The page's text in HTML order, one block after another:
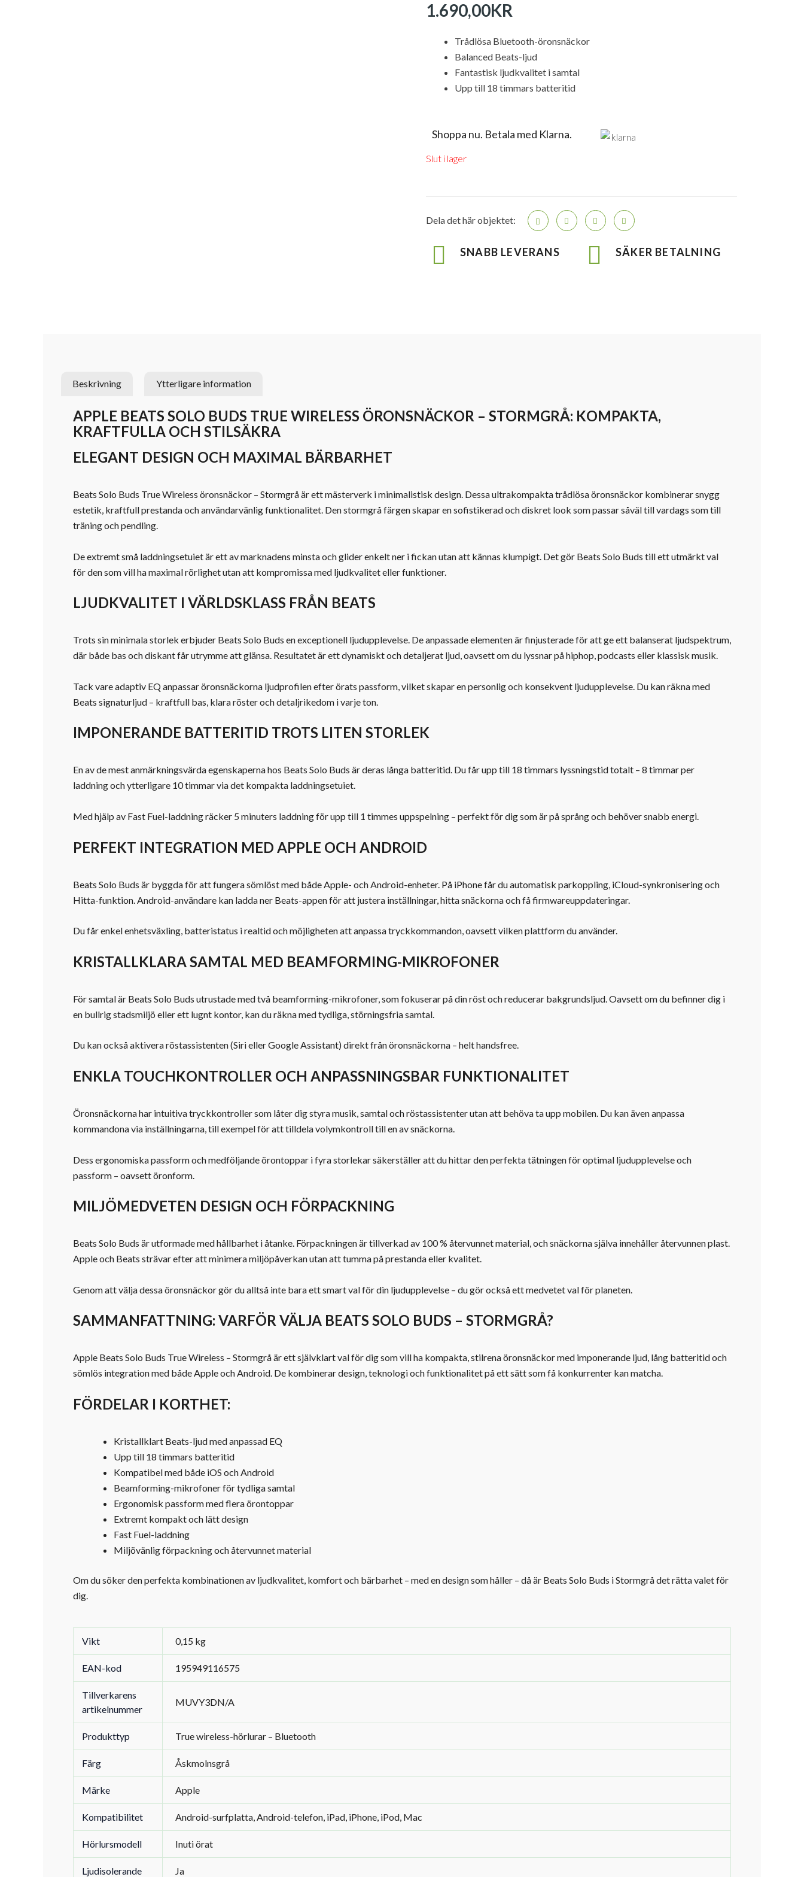
1.690,00KR
Trådlösa Bluetooth-öronsnäckor
Balanced Beats-ljud
Fantastisk ljudkvalitet i samtal
Upp till 18 timmars batteritid
Shoppa nu. Betala med Klarna.
Slut i lager
Dela det här objektet:
SNABB LEVERANS SÄKER BETALNING
Beskrivning Ytterligare information
APPLE BEATS SOLO BUDS TRUE WIRELESS ÖRONSNÄCKOR – STORMGRÅ: KOMPAKTA,
KRAFTFULLA OCH STILSÄKRA
ELEGANT DESIGN OCH MAXIMAL BÄRBARHET
Beats Solo Buds True Wireless öronsnäckor – Stormgrå är ett mästerverk i minimalistisk design. Dessa ultrakompakta trådlösa öronsnäckor kombinerar snygg
estetik, kraftfull prestanda och användarvänlig funktionalitet. Den stormgrå färgen skapar en sofistikerad och diskret look som passar såväl till vardags som till
träning och pendling.
De extremt små laddningsetuiet är ett av marknadens minsta och glider enkelt ner i fickan utan att kännas klumpigt. Det gör Beats Solo Buds till ett utmärkt val
för den som vill ha maximal rörlighet utan att kompromissa med ljudkvalitet eller funktioner.
LJUDKVALITET I VÄRLDSKLASS FRÅN BEATS
Trots sin minimala storlek erbjuder Beats Solo Buds en exceptionell ljudupplevelse. De anpassade elementen är finjusterade för att ge ett balanserat ljudspektrum,
där både bas och diskant får utrymme att glänsa. Resultatet är ett dynamiskt och detaljerat ljud, oavsett om du lyssnar på hiphop, podcasts eller klassisk musik.
Tack vare adaptiv EQ anpassar öronsnäckorna ljudprofilen efter örats passform, vilket skapar en personlig och konsekvent ljudupplevelse. Du kan räkna med
Beats signaturljud – kraftfull bas, klara röster och detaljrikedom i varje ton.
IMPONERANDE BATTERITID TROTS LITEN STORLEK
En av de mest anmärkningsvärda egenskaperna hos Beats Solo Buds är deras långa batteritid. Du får upp till 18 timmars lyssningstid totalt – 8 timmar per
laddning och ytterligare 10 timmar via det kompakta laddningsetuiet.
Med hjälp av Fast Fuel-laddning räcker 5 minuters laddning för upp till 1 timmes uppspelning – perfekt för dig som är på språng och behöver snabb energi.
PERFEKT INTEGRATION MED APPLE OCH ANDROID
Beats Solo Buds är byggda för att fungera sömlöst med både Apple- och Android-enheter. På iPhone får du automatisk parkoppling, iCloud-synkronisering och
Hitta-funktion. Android-användare kan ladda ner Beats-appen för att justera inställningar, hitta snäckorna och få firmwareuppdateringar.
Du får enkel enhetsväxling, batteristatus i realtid och möjligheten att anpassa tryckkommandon, oavsett vilken plattform du använder.
KRISTALLKLARA SAMTAL MED BEAMFORMING-MIKROFONER
För samtal är Beats Solo Buds utrustade med två beamforming-mikrofoner, som fokuserar på din röst och reducerar bakgrundsljud. Oavsett om du befinner dig i
en bullrig stadsmiljö eller ett lugnt kontor, kan du räkna med tydliga, störningsfria samtal.
Du kan också aktivera röstassistenten (Siri eller Google Assistant) direkt från öronsnäckorna – helt handsfree.
ENKLA TOUCHKONTROLLER OCH ANPASSNINGSBAR FUNKTIONALITET
Öronsnäckorna har intuitiva tryckkontroller som låter dig styra musik, samtal och röstassistenter utan att behöva ta upp mobilen. Du kan även anpassa
kommandona via inställningarna, till exempel för att tilldela volymkontroll till en av snäckorna.
Dess ergonomiska passform och medföljande örontoppar i fyra storlekar säkerställer att du hittar den perfekta tätningen för optimal ljudupplevelse och
passform – oavsett öronform.
MILJÖMEDVETEN DESIGN OCH FÖRPACKNING
Beats Solo Buds är utformade med hållbarhet i åtanke. Förpackningen är tillverkad av 100 % återvunnet material, och snäckorna själva innehåller återvunnen plast.
Apple och Beats strävar efter att minimera miljöpåverkan utan att tumma på prestanda eller kvalitet.
Genom att välja dessa öronsnäckor gör du alltså inte bara ett smart val för din ljudupplevelse – du gör också ett medvetet val för planeten.
SAMMANFATTNING: VARFÖR VÄLJA BEATS SOLO BUDS – STORMGRÅ?
Apple Beats Solo Buds True Wireless – Stormgrå är ett självklart val för dig som vill ha kompakta, stilrena öronsnäckor med imponerande ljud, lång batteritid och
sömlös integration med både Apple och Android. De kombinerar design, teknologi och funktionalitet på ett sätt som få konkurrenter kan matcha.
FÖRDELAR I KORTHET:
Kristallklart Beats-ljud med anpassad EQ
Upp till 18 timmars batteritid
Kompatibel med både iOS och Android
Beamforming-mikrofoner för tydliga samtal
Ergonomisk passform med flera örontoppar
Extremt kompakt och lätt design
Fast Fuel-laddning
Miljövänlig förpackning och återvunnet material
Om du söker den perfekta kombinationen av ljudkvalitet, komfort och bärbarhet – med en design som håller – då är Beats Solo Buds i Stormgrå det rätta valet för
dig.
Vikt 0,15 kg
EAN-kod 195949116575
Tillverkarens
artikelnummer
MUVY3DN/A
Produkttyp True wireless-hörlurar – Bluetooth
Färg Åskmolnsgrå
Märke Apple
Kompatibilitet Android-surfplatta, Android-telefon, iPad, iPhone, iPod, Mac
Hörlursmodell Inuti örat
Ljudisolerande Ja